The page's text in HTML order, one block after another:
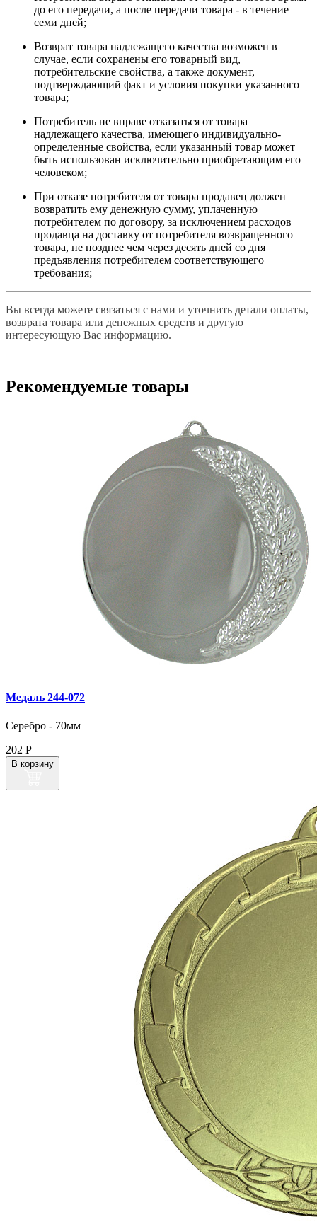
до его передачи, а после передачи товара - в течение
семи дней;
Возврат товара надлежащего качества возможен в
случае, если сохранены его товарный вид,
потребительские свойства, а также документ,
подтверждающий факт и условия покупки указанного
товара;
Потребитель не вправе отказаться от товара
надлежащего качества, имеющего индивидуально-
определенные свойства, если указанный товар может
быть использован исключительно приобретающим его
человеком;
При отказе потребителя от товара продавец должен
возвратить ему денежную сумму, уплаченную
потребителем по договору, за исключением расходов
продавца на доставку от потребителя возвращенного
товара, не позднее чем через десять дней со дня
предъявления потребителем соответствующего
требования;
Вы всегда можете связаться с нами и уточнить детали оплаты,
возврата товара или денежных средств и другую
интересующую Вас информацию.
Рекомендуемые товары
Медаль 244‑072
Серебро - 70мм
202 Р
В корзину